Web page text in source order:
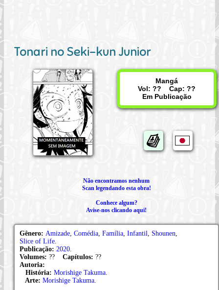
Tonari no Seki-kun Junior
Mangá
Vol: ?? Cap: ??
Em Publicação
Não encontramos nenhum
Scan legendando esta obra!
Conhece algum?
Avise-nos clicando aqui!
Gênero: Amizade Comédia Família Infantil Shounen
Slice of Life
Publicação: 2020
Volumes: ?? Capítulos: ??
Autoria:
História: Morishige Takuma
Arte: Morishige Takuma